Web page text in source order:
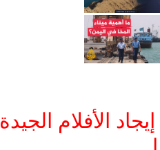
الأفلام الجيدة